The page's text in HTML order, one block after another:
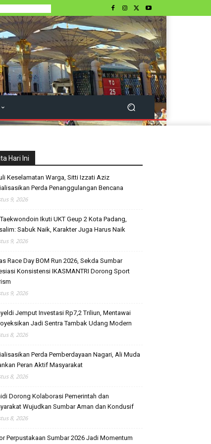
Hari Ini
Keselamatan Warga, Sitti Izzati Aziz
Perda Penanggulangan Bencana
9, 2026
Ikuti UKT Geup 2 Kota Padang,
Sabuk Naik, Karakter Juga Harus Naik
9, 2026
Race Day BOM Run 2026, Sekda Sumbar
Konsistensi IKASMANTRI Dorong Sport
9, 2026
Jemput Investasi Rp7,2 Triliun, Mentawai
Jadi Sentra Tambak Udang Modern
8, 2026
Perda Pemberdayaan Nagari, Ali Muda
Peran Aktif Masyarakat
8, 2026
Dorong Kolaborasi Pemerintah dan
Wujudkan Sumbar Aman dan Kondusif
8, 2026
Perpustakaan Sumbar 2026 Jadi Momentum